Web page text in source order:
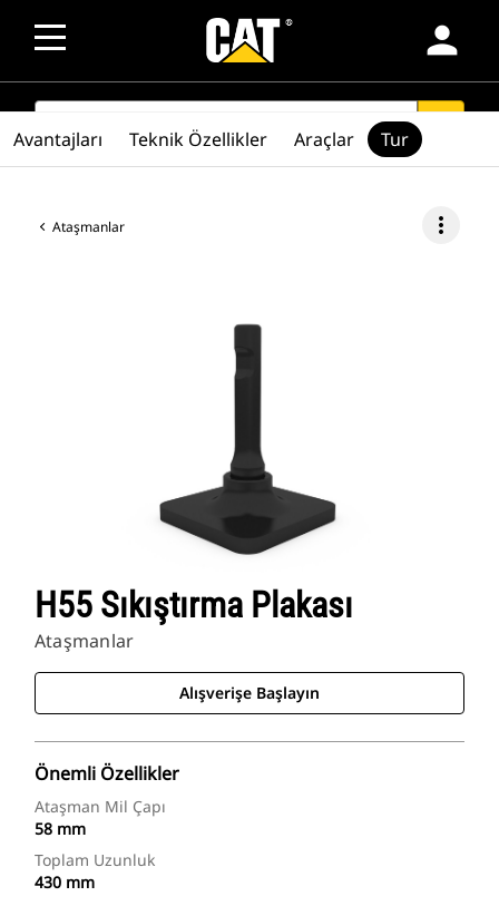
person
SEARCH
Ataşmanlar more_vert
H55 Sıkıştırma Plakası
Ataşmanlar
Alışverişe Başlayın
Önemli Özellikler
Ataşman Mil Çapı
58 mm
Toplam Uzunluk
430 mm
Avantajları Teknik Özellikler Araçlar Tur